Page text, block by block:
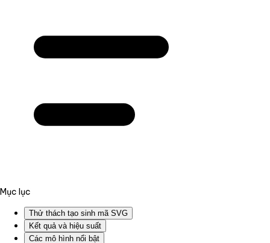
Mục lục
Thử thách tạo sinh mã SVG
Kết quả và hiệu suất
Các mô hình nổi bật